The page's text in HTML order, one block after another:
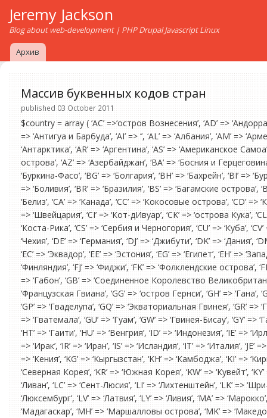
Jeremy Jackson
Blog about web-development | PHP Drupal Javascript Linux
Архив
Массив буквенных кодов стран
published 03 October 2011
$country = array ( ‘AC’ =>‘остров Вознесения’, ‘AD’ =>
=> ‘Антигуа и Барбуда’, ‘AI’ => ‘’, ‘AL’ => ‘Албания’, ‘AM’ =>
‘Антарктика’, ‘AR’ => ‘Аргентина’, ‘AS’ => ‘Американское
острова’, ‘AZ’ => ‘Азербайджан’, ‘BA’ => ‘Босния и
‘Буркина-Фасо’, ‘BG’ => ‘Болгария’, ‘BH’ => ‘Бахрейн’, ‘BI’ =>
=> ‘Боливия’, ‘BR’ => ‘Бразилия’, ‘BS’ => ‘Багамские острова’,
‘Белиз’, ‘CA’ => ‘Канада’, ‘CC’ => ‘Кокосовые острова’, ‘CD’
=> ‘Швейцария’, ‘CI’ => ‘Кот-дИвуар’, ‘CK’ => ‘острова Кука’,
‘Коста-Рика’, ‘CS’ => ‘Сербия и Черногория’, ‘CU’ => ‘Куба’,
‘Чехия’, ‘DE’ => ‘Германия’, ‘DJ’ => ‘Джибути’, ‘DK’ =>
‘EC’ => ‘Эквадор’, ‘EE’ => ‘Эстония’, ‘EG’ => ‘Египет’, ‘EH’ =>
‘Финляндия’, ‘FJ’ => ‘Фиджи’, ‘FK’ => ‘Фолклендские острова’,
=> ‘Габон’, ‘GB’ => ‘Соединенное Королевство
‘Французская Гвиана’, ‘GG’ => ‘остров Гернси’, ‘GH’ => ‘Гана’,
‘GP’ => ‘Гваделупа’, ‘GQ’ => ‘Экваториальная Гвинея’,
=> ‘Гватемала’, ‘GU’ => ‘Гуам’, ‘GW’ => ‘Гвинея-Бисау’, ‘GY’ =>
‘HT’ => ‘Гаити’, ‘HU’ => ‘Венгрия’, ‘ID’ => ‘Индонезия’, ‘IE’ =>
=> ‘Ирак’, ‘IR’ => ‘Иран’, ‘IS’ => ‘Исландия’, ‘IT’ => ‘Италия’, ‘JE’
=> ‘Кения’, ‘KG’ => ‘Кыргызстан’, ‘KH’ => ‘Камбоджа’, ‘KI’ =>
‘Северная Корея’, ‘KR’ => ‘Южная Корея’, ‘KW’ => ‘Кувейт’,
‘Ливан’, ‘LC’ => ‘Сент-Люсия’, ‘LI’ => ‘Лихтенштейн’, ‘LK’ =>
‘Люксембург’, ‘LV’ => ‘Латвия’, ‘LY’ => ‘Ливия’, ‘MA’ =>
‘Мадагаскар’, ‘MH’ => ‘Маршалловы острова’, ‘MK’ =>